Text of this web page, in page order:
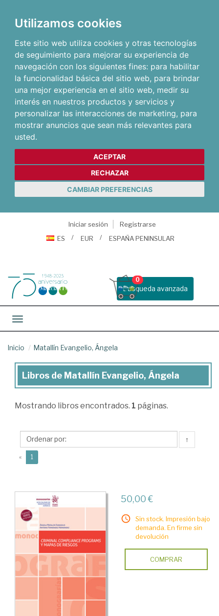
Utilizamos cookies
Este sitio web utiliza cookies y otras tecnologías
de seguimiento para mejorar su experiencia de
navegación con los siguientes fines: para habilitar
la funcionalidad básica del sitio web, para brindar
una mejor experiencia en el sitio web, medir su
interés en nuestros productos y servicios y
personalizar las interacciones de marketing, para
mostrar anuncios que sean más relevantes para
usted.
ACEPTAR
RECHAZAR
CAMBIAR PREFERENCIAS
Iniciar sesión
Registrarse
ES
EUR ESPAÑA PENINSULAR
Busqueda avanzada
0
Toggle navigation
Inicio Matallín Evangelio, Ángela
Libros
Matallín
Ángela
Libros de Matallín Evangelio, Ángela
Mostrando libros encontrados. 1 páginas.
↑
« 1
50,00 €
Sin stock. Impresión bajo
demanda. En firme sin
devolución
COMPRAR